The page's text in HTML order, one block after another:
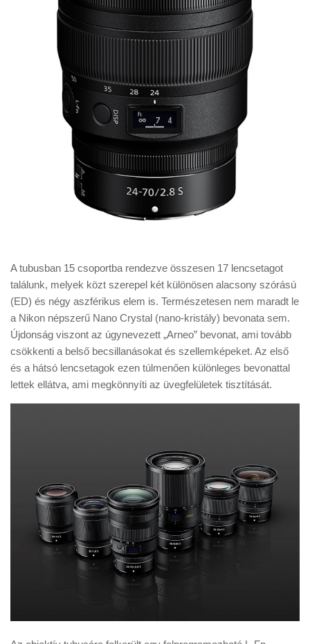
A tubusban 15 csoportba rendezve összesen 17 lencsetagot
találunk, melyek közt szerepel két különösen alacsony szórású
(ED) és négy aszférikus elem is. Természetesen nem maradt le
a Nikon népszerű Nano Crystal (nano-kristály) bevonata sem.
Újdonság viszont az úgynevezett „Arneo” bevonat, ami tovább
csökkenti a belső becsillanásokat és szellemképeket. Az első
és a hátsó lencsetagok ezen túlmenően különleges bevonattal
lettek ellátva, ami megkönnyíti az üvegfelületek tisztítását.